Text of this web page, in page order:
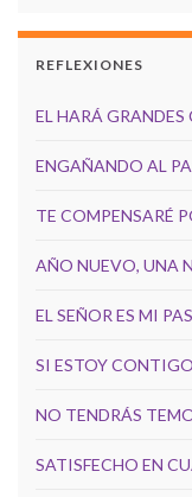
REFLEXIONES
EL HARÁ
ENGAÑANDO AL
TE COMPENSARÉ
AÑO NUEVO, UNA
EL SEÑOR ES MI
SI ESTOY
NO TENDRÁS
SATISFECHO EN